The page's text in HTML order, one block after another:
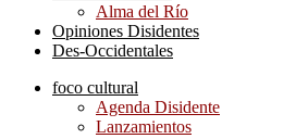
Alma del Río
Opiniones Disidentes
Des-Occidentales
foco cultural
Agenda Disidente
Lanzamientos